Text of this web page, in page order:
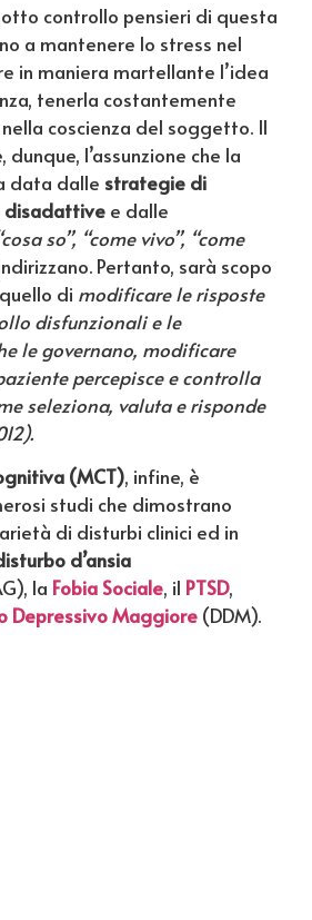
controllo pensieri di questa
a mantenere lo stress nel
in maniera martellante l’idea
tenerla costantemente
coscienza del soggetto. Il
dunque, l’assunzione che la
data dalle strategie di
disadattive e dalle
so”, “come vivo”, “come
Pertanto, sarà scopo
di modificare le risposte
disfunzionali e le
le governano, modificare
percepisce e controlla
seleziona, valuta e risponde
(MCT), infine, è
studi che dimostrano
di disturbi clinici ed in
d’ansia
la Fobia Sociale, il PTSD,
Depressivo Maggiore (DDM).